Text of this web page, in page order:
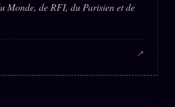
Monde, de RFI, du Parisien et de
↗